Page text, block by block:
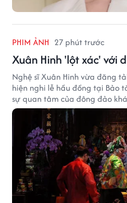
PHIM ẢNH 27 phút trước
Xuân Hinh 'lột xác' với
Nghệ sĩ Xuân Hinh vừa đăng
hiện nghi lễ hầu đồng tại Bảo
sự quan tâm của đông đảo